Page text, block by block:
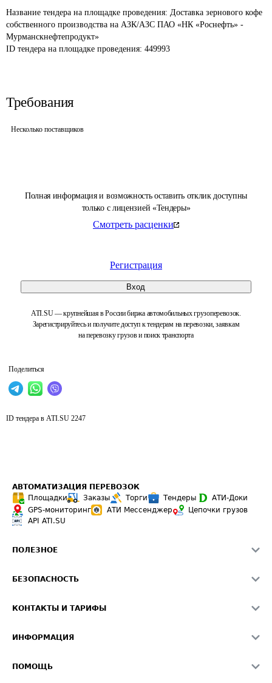
Полная информация и возможность оставить отклик доступны
только с лицензией «Тендеры»
Смотреть расценки
Регистрация
Вход
ATI.SU — крупнейшая в России биржа автомобильных грузоперевозок.
Зарегистрируйтесь и получите доступ к тендерам на перевозки, заявкам
на перевозку грузов и поиск транспорта
Поделиться
Название тендера на площадке проведения: Доставка зернового кофе
собственного производства на АЗК/АЗС ПАО «НК «Роснефть» -
Мурманскнефтепродукт»
ID тендера на площадке проведения: 449993
Требования
Несколько поставщиков
ID тендера в ATI.SU 2247
АВТОМАТИЗАЦИЯ ПЕРЕВОЗОК
Площадки
Заказы Торги Тендеры
АТИ-Доки
GPS-мониторинг
АТИ Мессенджер
Цепочки грузов
API ATI.SU
ПОЛЕЗНОЕ
Звезды ATI.SU на вашем сайте
Средние ставки
БЕЗОПАСНОСТЬ
Светофор+
О формировании Паспорта
КОНТАКТЫ И ТАРИФЫ
Реклама на сайте
ИНФОРМАЦИЯ
ПОМОЩЬ